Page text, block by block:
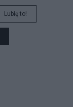
Lubię to!